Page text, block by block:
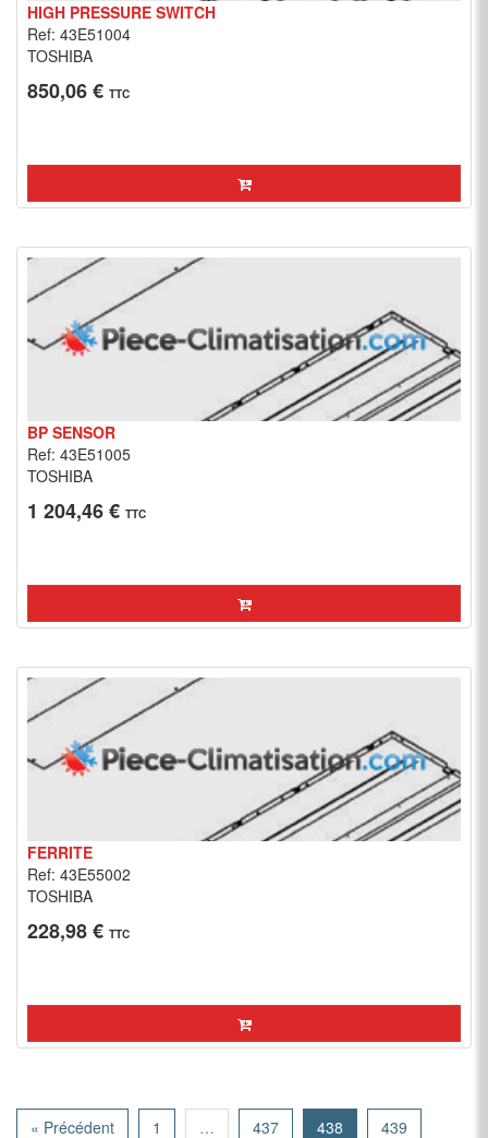
HIGH PRESSURE SWITCH
Ref: 43E51004
TOSHIBA
850,06 € TTC
BP SENSOR
Ref: 43E51005
TOSHIBA
1 204,46 € TTC
FERRITE
Ref: 43E55002
TOSHIBA
228,98 € TTC
« Précédent 1 … 437 438
439